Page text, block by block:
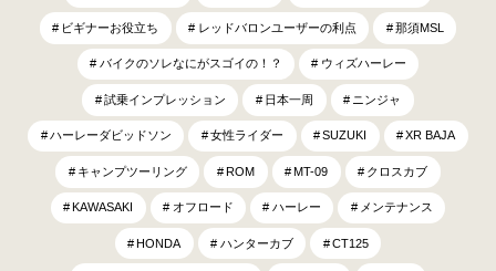
ビギナーお役立ち レッドバロンユーザーの利点 那須MSL
バイクのソレなにがスゴイの！？ ウィズハーレー
試乗インプレッション 日本一周 ニンジャ
ハーレーダビッドソン 女性ライダー SUZUKI XR BAJA
キャンプツーリング ROM MT-09 クロスカブ
KAWASAKI オフロード ハーレー メンテナンス
HONDA ハンターカブ CT125